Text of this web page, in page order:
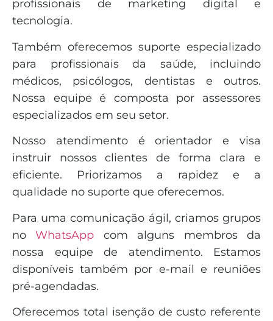
profissionais de marketing digital e
tecnologia.
Também oferecemos suporte especializado
para profissionais da saúde, incluindo
médicos, psicólogos, dentistas e outros.
Nossa equipe é composta por assessores
especializados em seu setor.
Nosso atendimento é orientador e visa
instruir nossos clientes de forma clara e
eficiente. Priorizamos a rapidez e a
qualidade no suporte que oferecemos.
Para uma comunicação ágil, criamos grupos
noWhatsApp com alguns membros da
nossa equipe de atendimento. Estamos
disponíveis também por e-mail e reuniões
pré-agendadas.
Oferecemos total isenção de custo referente